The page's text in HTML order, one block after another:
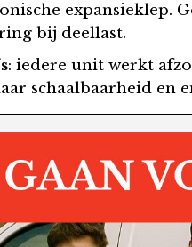
bij deellast.
: iedere unit werkt
schaalbaarheid en